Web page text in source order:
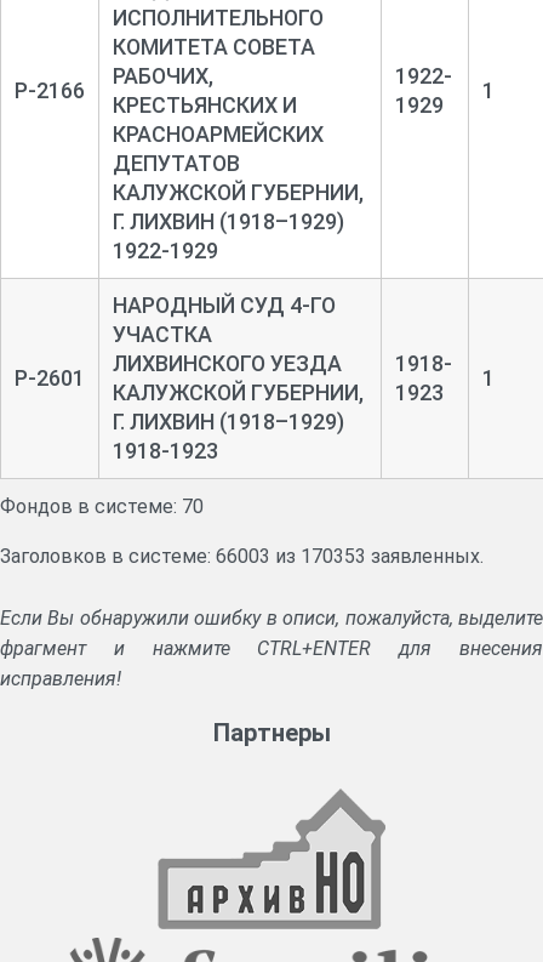
Р-2166
ИСПОЛНИТЕЛЬНОГО
КОМИТЕТА СОВЕТА
РАБОЧИХ,
КРЕСТЬЯНСКИХ И
КРАСНОАРМЕЙСКИХ
ДЕПУТАТОВ
КАЛУЖСКОЙ ГУБЕРНИИ,
Г. ЛИХВИН (1918–1929)
1922-1929
1922-
1929
1
Р-2601
НАРОДНЫЙ СУД 4-ГО
УЧАСТКА
ЛИХВИНСКОГО УЕЗДА
КАЛУЖСКОЙ ГУБЕРНИИ,
Г. ЛИХВИН (1918–1929)
1918-1923
1918-
1923
1
Фондов в системе: 70
Заголовков в системе: 66003 из 170353 заявленных.
Если Вы обнаружили ошибку в описи, пожалуйста, выделите
фрагмент и нажмите CTRL+ENTER для внесения
исправления!
Партнеры